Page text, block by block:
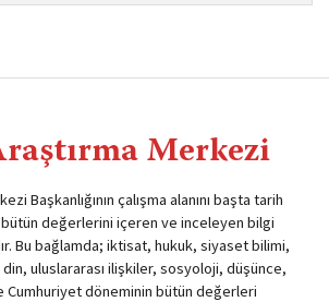
Merkezi
Başkanlığının çalışma alanını başta tarih
değerlerini içeren ve inceleyen bilgi
Bu bağlamda; iktisat, hukuk, siyaset bilimi,
uluslararası ilişkiler, sosyoloji, düşünce,
Cumhuriyet döneminin bütün değerleri